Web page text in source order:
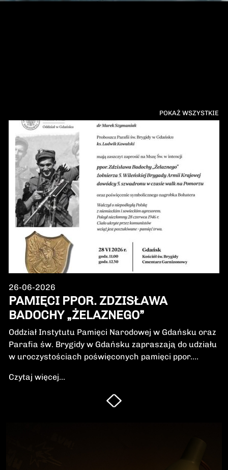
POKAŻ WSZYSTKIE
26-06-2026
PAMIĘCI PPOR. ZDZISŁAWA
BADOCHY „ŻELAZNEGO”
Oddział Instytutu Pamięci Narodowej w Gdańsku oraz
Parafia św. Brygidy w Gdańsku zapraszają do udziału
w uroczystościach poświęconych pamięci ppor.
Wileńskiej Brygady Armii Krajowej, dowódcy 5.
szwadronu podczas walk na Pomorzu, jednego z
najbardziej zasłużonych żołnierzy polskiego podziemia
Czytaj więcej...